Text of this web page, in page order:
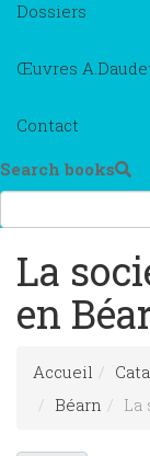
Dossiers
Œuvres
Contact
Search books
La
en
Accueil
Béarn
La